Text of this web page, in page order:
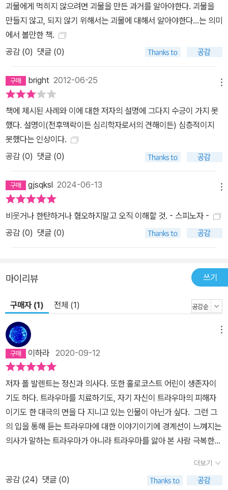
다룸으로써 과거부터 현재까지 우리를 위협하고 있는 트라우마의 존
재를 인식하고 이에 대처할 수 있게 돕는다. 특히 저자는 자신의 트라
우마 치유 과정을 상세하게 설명하면서 트라우마가 운 나쁜 누군가의
상처가 아닌 누구나 하나쯤 가지고 있는 흉터와 같다는 점을 강조한
지며 마치 상담을 받듯이 독자 스스로 자신의 삶을 들여다보고 주변
을 살펴볼 수 있도록 이끈다. 살인을 저지르고 구속된 한 남자는 극심
한 복부 통증에 시달리고 있었다. 남자는 그저 신경성 통증으로 여겼
지만 저자는 거듭된 상담을 통해 어린 시절 새아버지에게 폭행당했을
때 느꼈던 공포감으로 인한 복통이 어른이 되어서도 나타난다는 것을
시절의 어려움을 이겨내고 모두에게 존경받는 사업가가 된 그는 어느
통을 느꼈다. 어린아이처럼 이 상황에서 도망칠 수 없다고 생각한 그
는 외부의 위협으로부터 가족을 지키기 위해서 자신이 할 수 있는 선
택은 상대를 죽이는 것뿐이고 판단했다. 그리고 순간적으로 동료를
향해 방아쇠를 당겼다. (1장) 팔다리가 마비되는 증상으로 입원한 스
무 살 여성은 자신 때문에 가족의 전 재산이 잿더미로 변해버렸다는
맡긴 사이에 벌어진 일이었다. 원인은 전기 누전이었지만 그녀는 사
감과 사고 당시에 받은 극한 스트레스에 시달렸다. 이로 인해 심장이
찢어질 듯한 고통과 팔다리가 마비되는 신체적 아픔을 겪었다. 트라
우마가 그녀의 몸을 집어 삼킨 것이다. 치료를 거듭하면서 사고의 원
인은 다른 데 있었음을 확인시켜주고 부모 역시 ‘네 탓이 아니다’라고
끊임없이 위로한 결과 그녀는 조금씩 사고의 악몽과 두려움에서 벗어
날 수 있었다.(3장) 어떤 상담자는 포르노와 변태적 성행위에 탐닉하
에게 버림받는 것을 견디지 못했다. 상담을 통해 어린 시절 형에게 성
추행 당하면서도 부모님의 보호를 받지 못했던 고통스러운 기억을 끄
위해 어떤 관계도 제대로 맺을 수 없게 만들었던 것이다. 고통스럽지
만 자신의 아픔을 마주하고 부모님께 뒤늦은 위로를 받은 그는 밝은
괴물에게 먹히지 않으려면 괴물을 만든 과거를 알아야한다. 괴물을
만들지 않고, 되지 않기 위해서는 괴물에 대해서 알아야한다...는 의미
에서 볼만한 책.
공감 (0) 댓글 (0)
bright 2012-06-25
책에 제시된 사례와 이에 대한 저자의 설명에 그다지 수긍이 가지 못
했다. 설명이(전후맥락이든 심리학자로서의 견해이든) 심층적이지
못했다는 인상이다.
공감 (0) 댓글 (0)
gjsqksl 2024-06-13
비웃거나 한탄하거나 혐오하지말고 오직 이해할 것. - 스피노자 -
공감 (0) 댓글 (0)
마이리뷰 쓰기
구매자 (1) 전체 (1)
이하라 2020-09-12
저자 폴 발렌트는 정신과 의사다. 또한 홀로코스트 어린이 생존자이
기도 하다. 트라우마를 치료하기도, 자기 자신이 트라우마의 피해자
이기도 한 대극의 면을 다 지니고 있는 인물이 아닌가 싶다. 그런 그
의 입을 통해 듣는 트라우마에 대한 이야기이기에 경계선이 느껴지는
의사가 말하는 트라우마가 아니라 트라우마를 앓아 본 사람 극복한
에 다른 트라우마 저작의 저자들의 말 보다는 더 피부 깊숙히 다가오
는 듯 했다.1. 챕터 1은 과거의 트라우마가 잠재해 있다가 언제 어느
더보기
공감 (24) 댓글 (0)